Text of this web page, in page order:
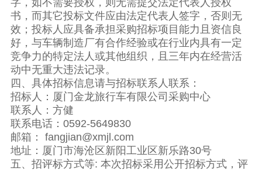
字，如不需要授权，则无需提交法定代表人授权
书，而其它投标文件应由法定代表人签字，否则无
效；投标人应具备承担采购招标项目能力且资信良
好，与车辆制造厂有合作经验或在行业内具有一定
竞争力的特定法人或其他组织，且三年内在经营活
动中无重大违法记录。
四、具体招标信息请与招标联系人联系：
招标人：厦门金龙旅行车有限公司采购中心
联系人：方健
联系电话：0592-5649830
邮箱： fangjian@xmjl.com
地址：厦门市海沧区新阳工业区新乐路30号
五、招评标方式等: 本次招标采用公开招标方式，评